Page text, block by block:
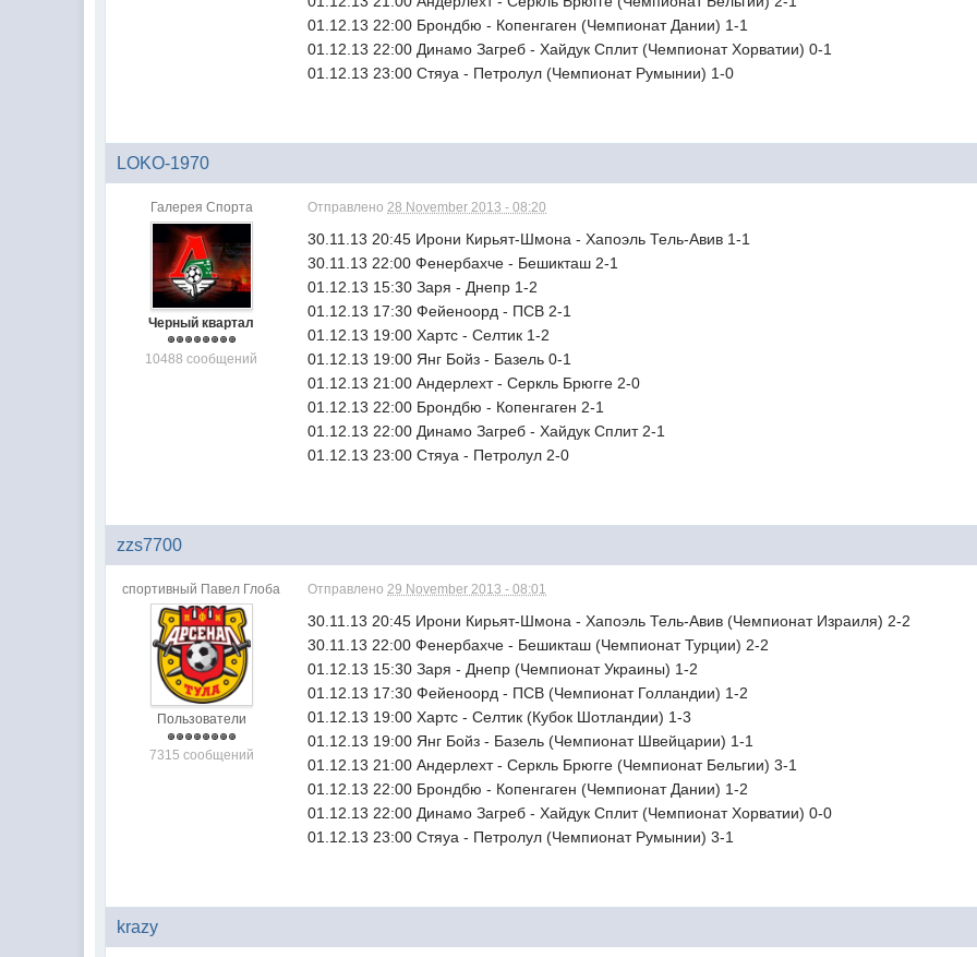
01.12.13 22:00 Брондбю - Копенгаген (Чемпионат Дании) 1-1
01.12.13 22:00 Динамо Загреб - Хайдук Сплит (Чемпионат Хорватии) 0-1
01.12.13 23:00 Стяуа - Петролул (Чемпионат Румынии) 1-0
LOKO-1970
Галерея Спорта
Черный квартал
10488 сообщений
Отправлено28 November 2013 - 08:20
30.11.13 20:45 Ирони Кирьят-Шмона - Хапоэль Тель-Авив 1-1
30.11.13 22:00 Фенербахче - Бешикташ 2-1
01.12.13 15:30 Заря - Днепр 1-2
01.12.13 17:30 Фейеноорд - ПСВ 2-1
01.12.13 19:00 Хартс - Селтик 1-2
01.12.13 19:00 Янг Бойз - Базель 0-1
01.12.13 21:00 Андерлехт - Серкль Брюгге 2-0
01.12.13 22:00 Брондбю - Копенгаген 2-1
01.12.13 22:00 Динамо Загреб - Хайдук Сплит 2-1
01.12.13 23:00 Стяуа - Петролул 2-0
zzs7700
спортивный Павел Глоба
Пользователи
7315 сообщений
Отправлено29 November 2013 - 08:01
30.11.13 20:45 Ирони Кирьят-Шмона - Хапоэль Тель-Авив (Чемпионат Израиля) 2-2
30.11.13 22:00 Фенербахче - Бешикташ (Чемпионат Турции) 2-2
01.12.13 15:30 Заря - Днепр (Чемпионат Украины) 1-2
01.12.13 17:30 Фейеноорд - ПСВ (Чемпионат Голландии) 1-2
01.12.13 19:00 Хартс - Селтик (Кубок Шотландии) 1-3
01.12.13 19:00 Янг Бойз - Базель (Чемпионат Швейцарии) 1-1
01.12.13 21:00 Андерлехт - Серкль Брюгге (Чемпионат Бельгии) 3-1
01.12.13 22:00 Брондбю - Копенгаген (Чемпионат Дании) 1-2
01.12.13 22:00 Динамо Загреб - Хайдук Сплит (Чемпионат Хорватии) 0-0
01.12.13 23:00 Стяуа - Петролул (Чемпионат Румынии) 3-1
krazy